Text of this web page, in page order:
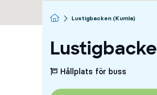
Startsida
Lustigbacken (Kumla)
Hållplats för buss